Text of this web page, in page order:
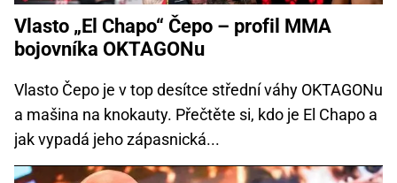
Vlasto „El Chapo“ Čepo – profil MMA
bojovníka OKTAGONu
Vlasto Čepo je v top desítce střední váhy OKTAGONu
a mašina na knokauty. Přečtěte si, kdo je El Chapo a
jak vypadá jeho zápasnická...